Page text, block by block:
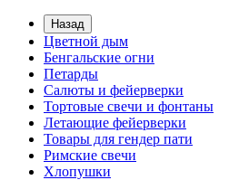
Назад
Цветной дым
Бенгальские огни
Петарды
Салюты и фейерверки
Тортовые свечи и фонтаны
Летающие фейерверки
Товары для гендер пати
Римские свечи
Хлопушки